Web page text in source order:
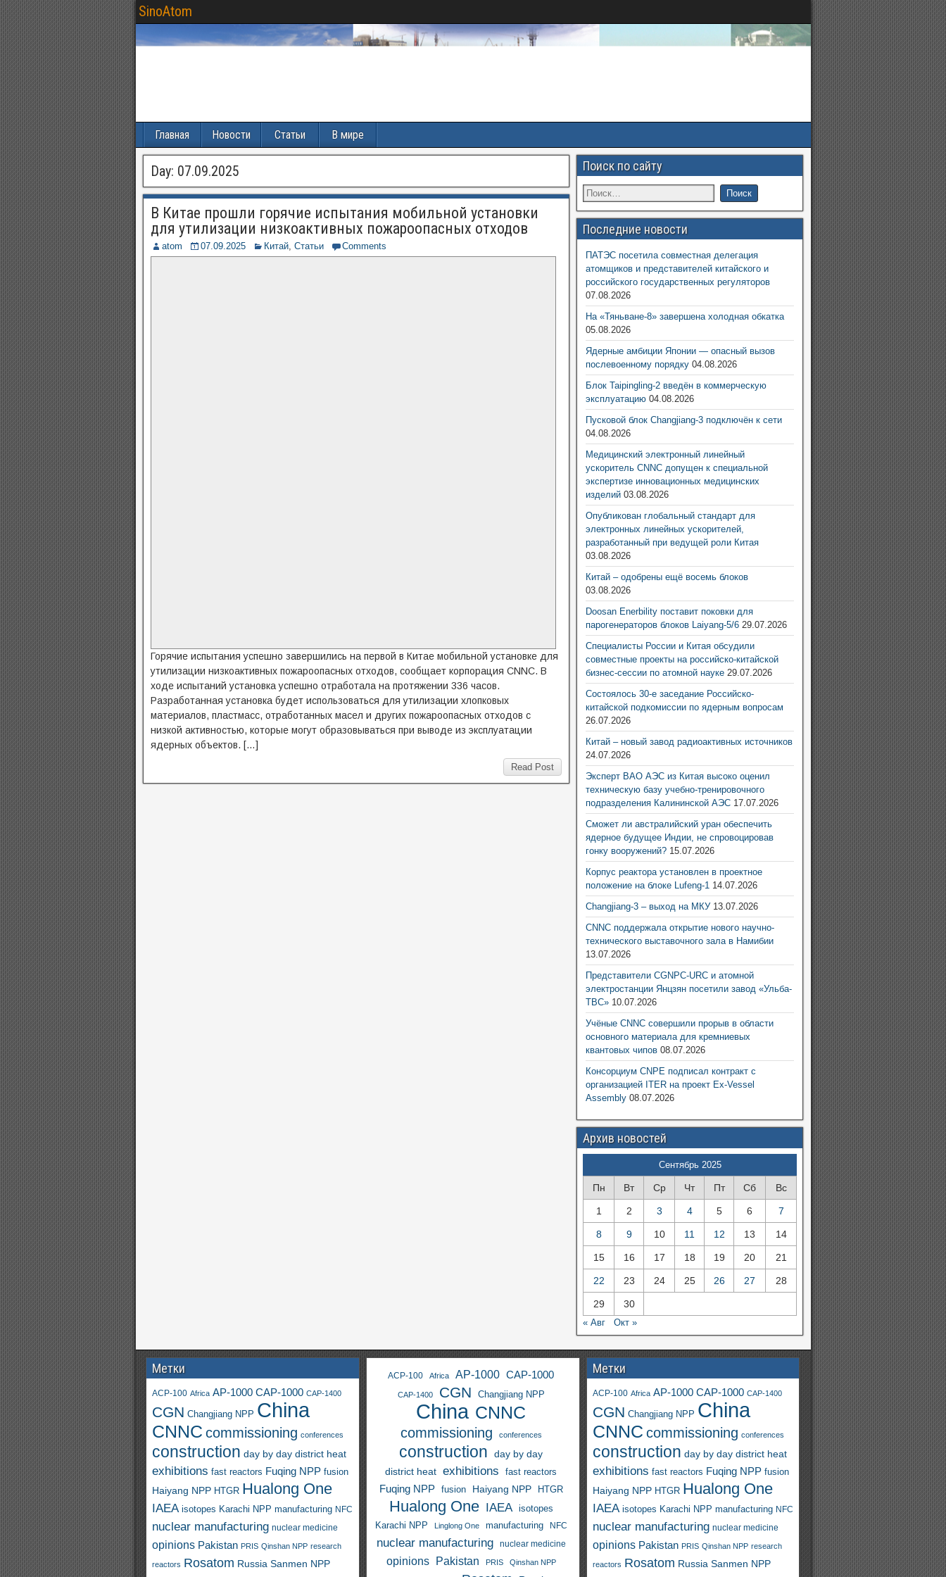
SinoAtom
Главная Новости Статьи В мире
Day: 07.09.2025
В Китае прошли горячие испытания мобильной установки
для утилизации низкоактивных пожароопасных отходов
atom 07.09.2025 Китай, Статьи Comments
Горячие испытания успешно завершились на первой в Китае мобильной установке для
утилизации низкоактивных пожароопасных отходов, сообщает корпорация CNNC. В
ходе испытаний установка успешно отработала на протяжении 336 часов.
Разработанная установка будет использоваться для утилизации хлопковых
материалов, пластмасс, отработанных масел и других пожароопасных отходов с
низкой активностью, которые могут образовываться при выводе из эксплуатации
ядерных объектов. […]
Read Post
Поиск по сайту
Последние новости
ПАТЭС посетила совместная делегация
атомщиков и представителей китайского и
российского государственных регуляторов
07.08.2026
На «Тяньване-8» завершена холодная обкатка
05.08.2026
Ядерные амбиции Японии — опасный вызов
послевоенному порядку 04.08.2026
Блок Taipingling-2 введён в коммерческую
эксплуатацию 04.08.2026
Пусковой блок Changjiang-3 подключён к сети
04.08.2026
Медицинский электронный линейный
ускоритель CNNC допущен к специальной
экспертизе инновационных медицинских
изделий 03.08.2026
Опубликован глобальный стандарт для
электронных линейных ускорителей,
разработанный при ведущей роли Китая
03.08.2026
Китай – одобрены ещё восемь блоков
03.08.2026
Doosan Enerbility поставит поковки для
парогенераторов блоков Laiyang-5/6 29.07.2026
Специалисты России и Китая обсудили
совместные проекты на российско-китайской
бизнес-сессии по атомной науке 29.07.2026
Состоялось 30-е заседание Российско-
китайской подкомиссии по ядерным вопросам
26.07.2026
Китай – новый завод радиоактивных источников
24.07.2026
Эксперт ВАО АЭС из Китая высоко оценил
техническую базу учебно-тренировочного
подразделения Калининской АЭС 17.07.2026
Сможет ли австралийский уран обеспечить
ядерное будущее Индии, не спровоцировав
гонку вооружений? 15.07.2026
Корпус реактора установлен в проектное
положение на блоке Lufeng-1 14.07.2026
Changjiang-3 – выход на МКУ 13.07.2026
CNNC поддержала открытие нового научно-
технического выставочного зала в Намибии
13.07.2026
Представители CGNPC-URC и атомной
электростанции Янцзян посетили завод «Ульба-
ТВС» 10.07.2026
Учёные CNNC совершили прорыв в области
основного материала для кремниевых
квантовых чипов 08.07.2026
Консорциум CNPE подписал контракт с
организацией ITER на проект Ex-Vessel
Assembly 08.07.2026
Архив новостей
Сентябрь 2025
Пн Вт Ср Чт Пт Сб Вс
1 2 3 4 5 6 7
8 9 10 11 12 13 14
15 16 17 18 19 20 21
22 23 24 25 26 27 28
29 30
« Авг Окт »
Метки
ACP-100 Africa AP-1000 CAP-1000 CAP-1400
CGN Changjiang NPP China
CNNC commissioning conferences
construction day by day district heat
exhibitions fast reactors Fuqing NPP fusion
Haiyang NPP HTGR Hualong One
IAEA isotopes Karachi NPP manufacturing NFC
nuclear manufacturing nuclear medicine
opinions Pakistan PRIS Qinshan NPP research
reactors Rosatom Russia Sanmen NPP
ACP-100 Africa AP-1000 CAP-1000
CAP-1400 CGN Changjiang NPP
China CNNC
commissioning conferences
construction
day by day
district heat
exhibitions fast reactors
Fuqing NPP fusion Haiyang NPP HTGR
Hualong One IAEA
isotopes
Karachi NPP
Linglong One manufacturing NFC
nuclear manufacturing nuclear medicine
opinions Pakistan PRIS Qinshan NPP
Метки
ACP-100 Africa AP-1000 CAP-1000 CAP-1400
CGN Changjiang NPP China
CNNC commissioning conferences
construction day by day district heat
exhibitions fast reactors Fuqing NPP fusion
Haiyang NPP HTGR Hualong One
IAEA isotopes Karachi NPP manufacturing NFC
nuclear manufacturing nuclear medicine
opinions Pakistan PRIS Qinshan NPP research
reactors Rosatom Russia Sanmen NPP